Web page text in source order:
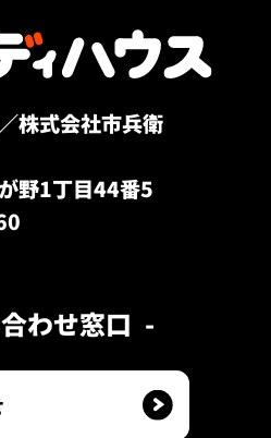
株式会社市兵衛
野1丁目44番5
わせ窓口